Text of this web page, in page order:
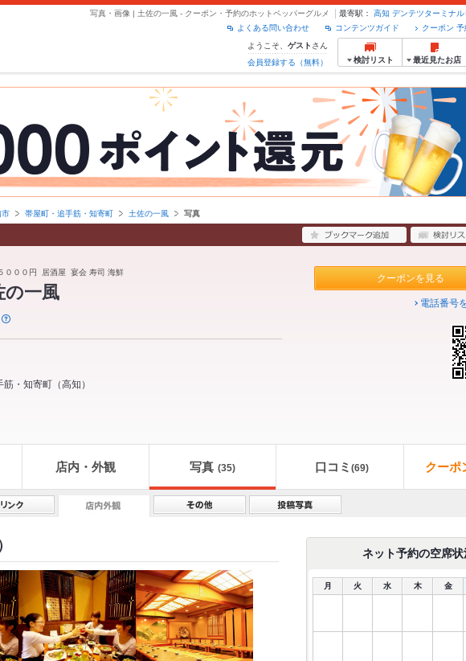
写真・画像 | 土佐の一風 - クーポン・予約のホットペッパーグルメ 最寄駅： 高知 デンテツターミナル
クーポン
コンテンツガイド
よくある問い合わせ
ようこそ、 ゲスト さん
会員登録する（無料）
検討リスト 最近見たお店
市 帯屋町・追手筋・知寄町 土佐の一風 写真
０００円 居酒屋 宴会 寿司 海鮮
一風
筋・知寄町 （高知 ）
クーポンを見る
電話番号
店内・外観 写真 (35) 口コミ (69) クーポ
ネット予約の空席状
月 火 水 木 金